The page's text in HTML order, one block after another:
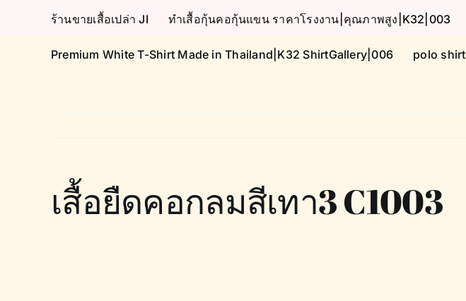
ร้านขายเสื้อเปล่า JI ทำเสื้อกุ้นคอกุ้นแขน ราคาโรงงาน|คุณภาพสูง|K32|003
Premium White T-Shirt Made in Thailand|K32 ShirtGallery|006 polo shirt
เสื้อยืดคอกลมสีเทา3 C1003